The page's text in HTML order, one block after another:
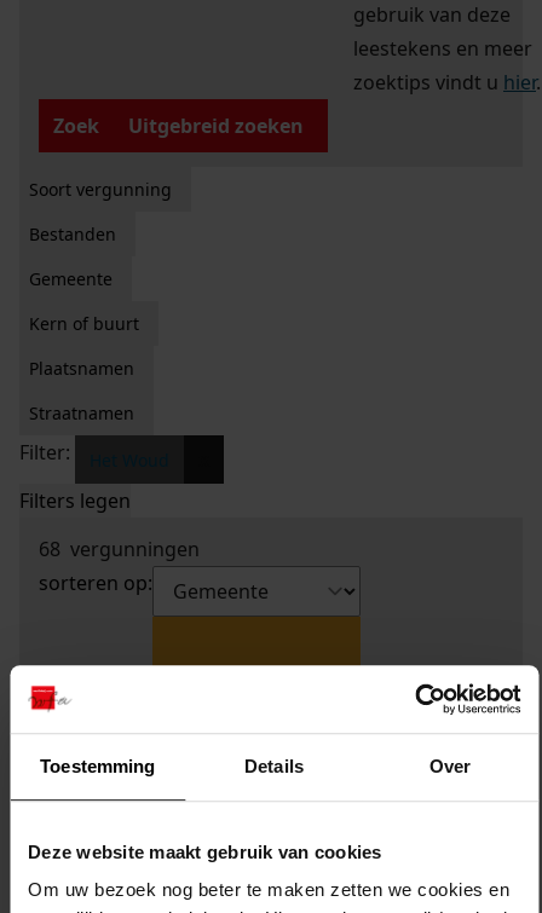
Toestemming Details Over
Deze website maakt gebruik van cookies
Om uw bezoek nog beter te maken zetten we cookies en
gebruik van deze
leestekens en meer
zoektips vindt u hier.
Zoek
Uitgebreid zoeken
Soort vergunning
Bestanden
Gemeente
Kern of buurt
Plaatsnamen
Straatnamen
Filter:
Filters legen
68 vergunningen
sorteren op: